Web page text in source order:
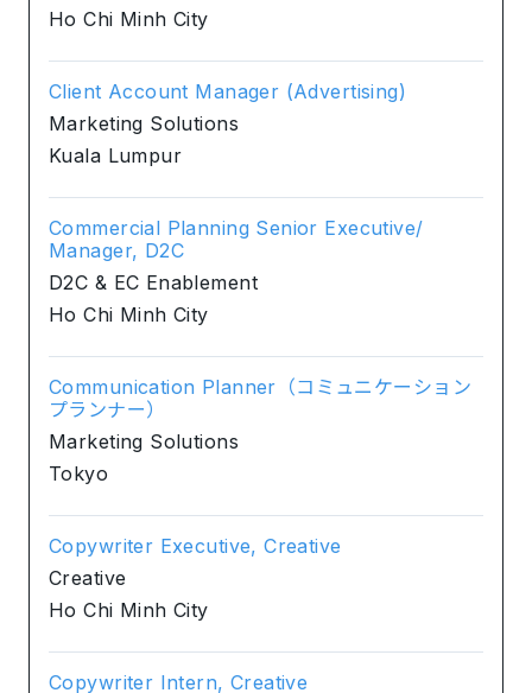
Ho Chi Minh City
Client Account Manager (Advertising)
Marketing Solutions
Kuala Lumpur
Commercial Planning Senior Executive/
Manager, D2C
D2C & EC Enablement
Ho Chi Minh City
Communication Planner（コミュニケーション
プランナー）
Marketing Solutions
Tokyo
Copywriter Executive, Creative
Creative
Ho Chi Minh City
Copywriter Intern, Creative